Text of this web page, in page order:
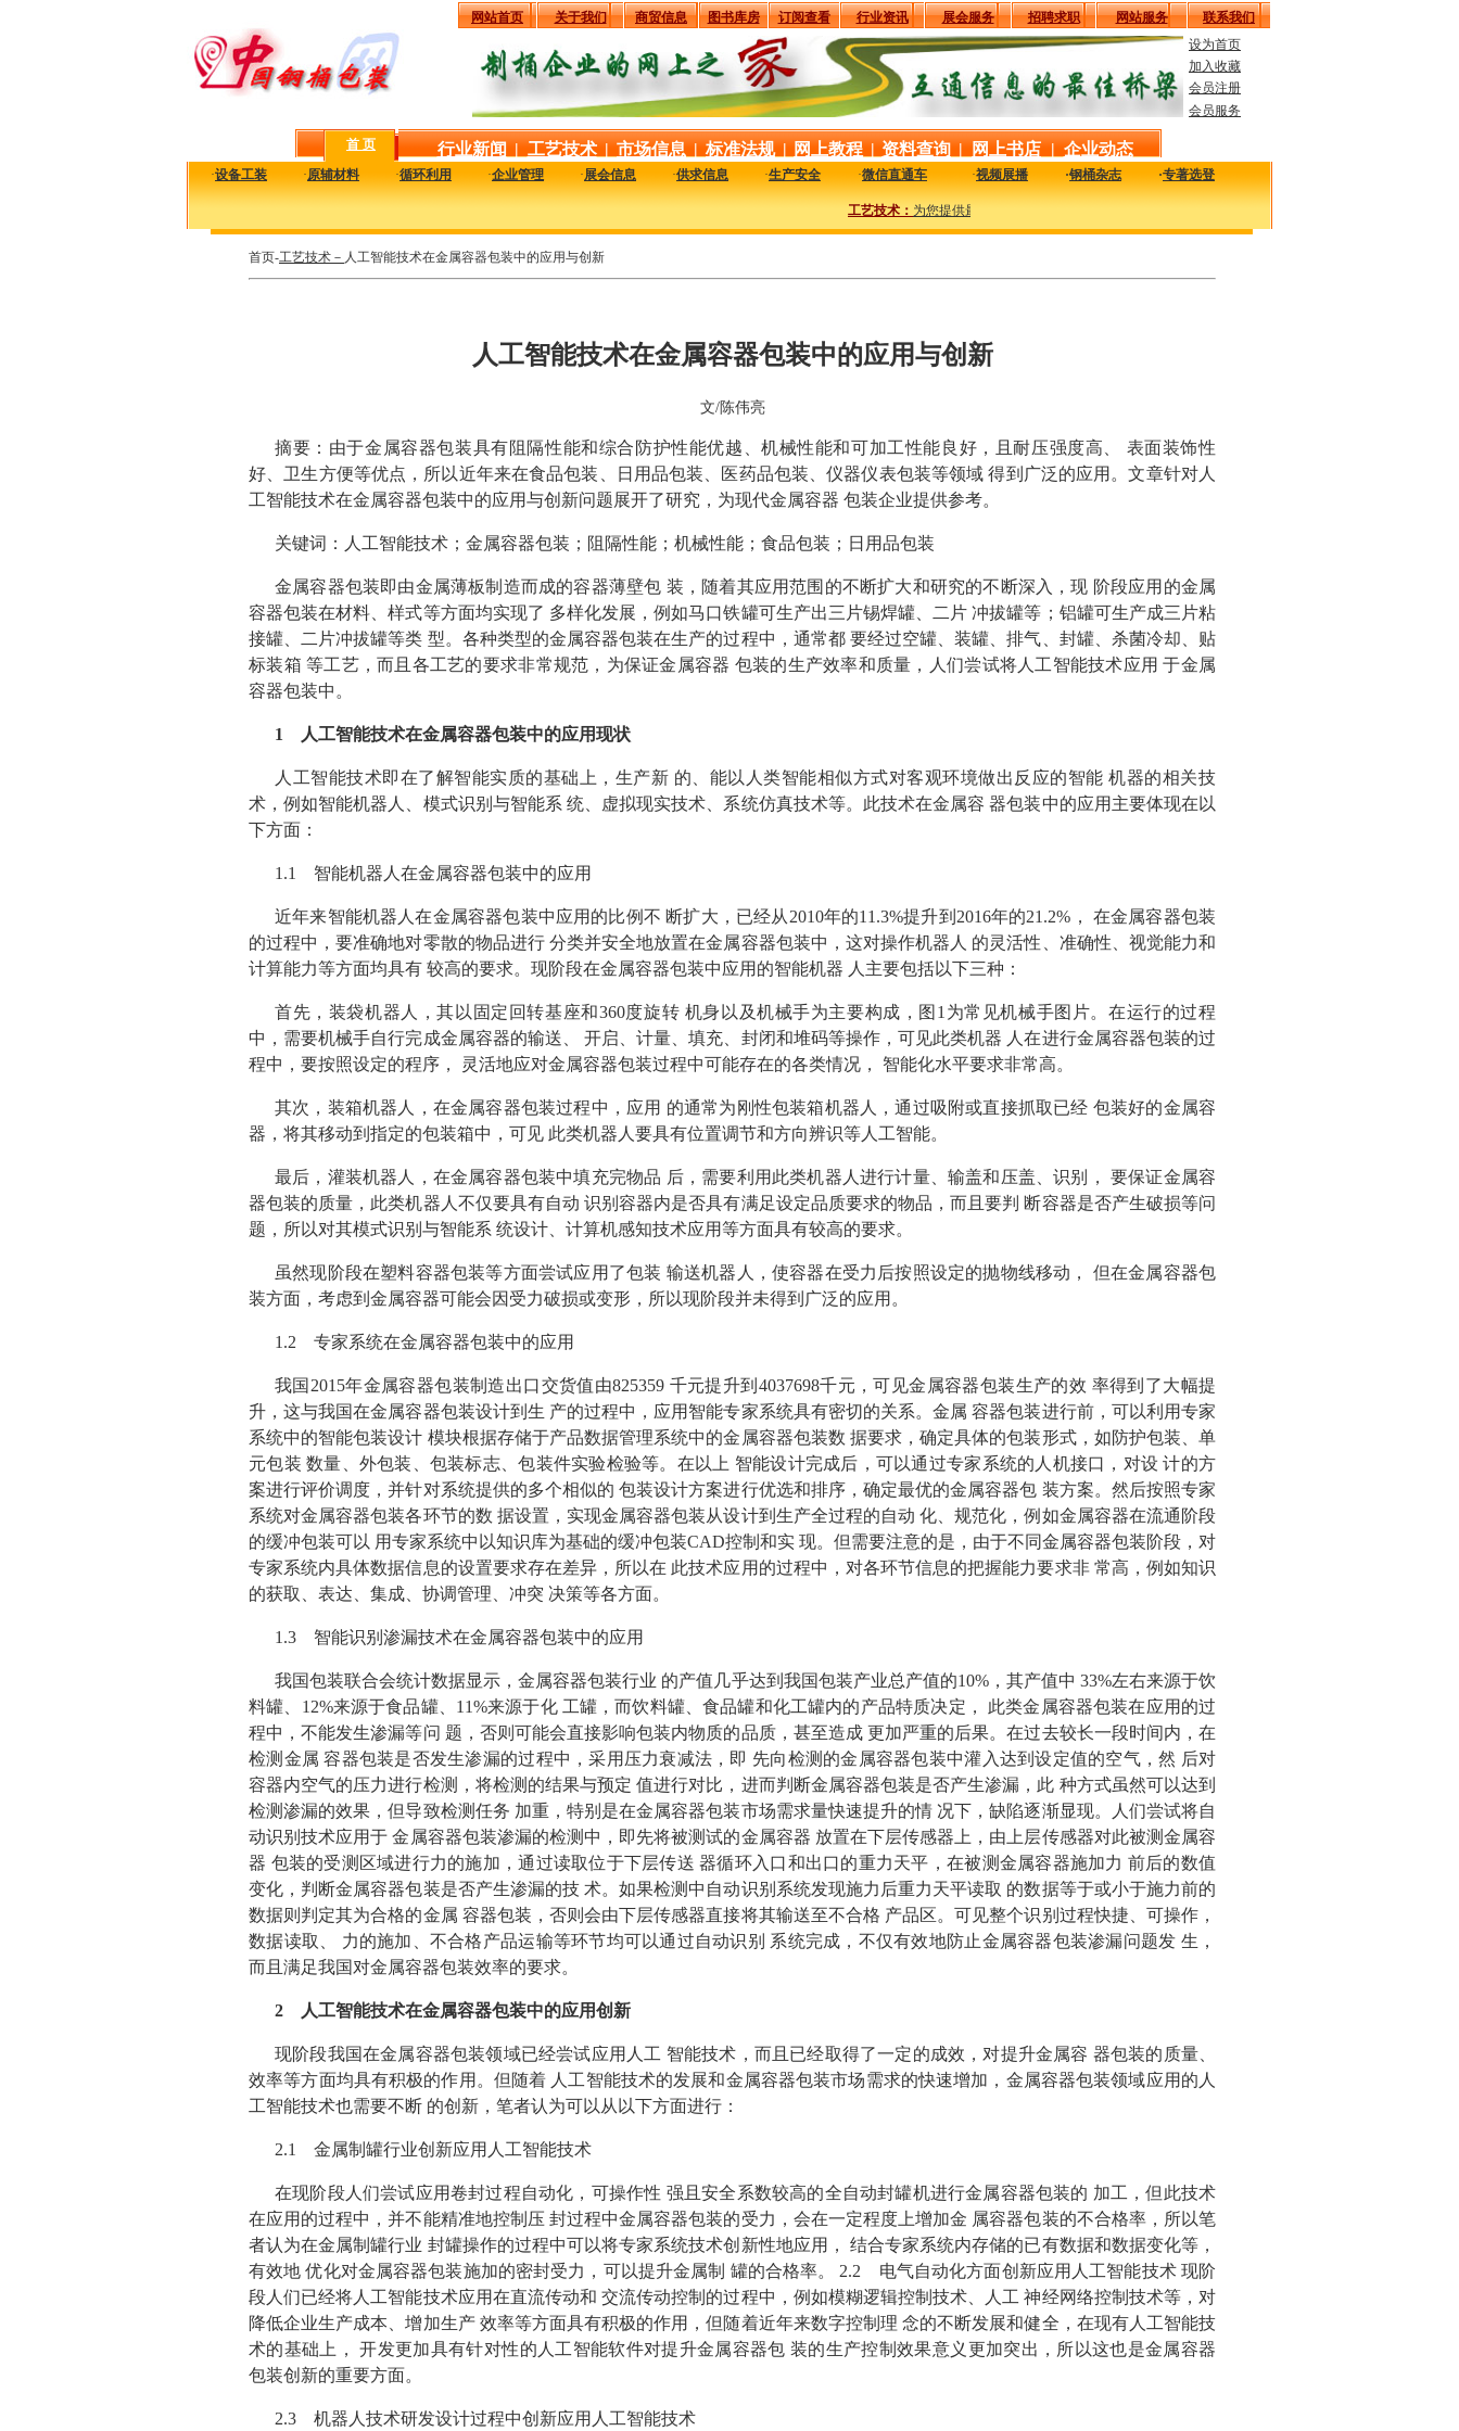
网站首页 关于我们 商贸信息 图书库房 订阅查看 行业资讯 展会服务 招聘求职 网站服务
联系我们
设为首页
加入收藏
会员注册
会员服务
首 页 行业新闻 | 工艺技术 | 市场信息 | 标准法规 | 网上教程 | 资料查询 | 网上书店 | 企业动态
·设备工装 ·原辅材料 ·循环利用 ·企业管理 ·展会信息 ·供求信息 ·生产安全 ·微信直通车 ·视频展播 ·钢桶杂志 ·专著选登
工艺技术： 为您提供最新最实用的工艺、技术、质量及设备信息，致力于解决您生产中的实际问题。
首页-工艺技术－ 人工智能技术在金属容器包装中的应用与创新
人工智能技术在金属容器包装中的应用与创新
文/陈伟亮
摘要：由于金属容器包装具有阻隔性能和综合防护性能优越、机械性能和可加工性能良好，且耐压强度高、 表面装饰性
好、卫生方便等优点，所以近年来在食品包装、日用品包装、医药品包装、仪器仪表包装等领域 得到广泛的应用。文章针对人
工智能技术在金属容器包装中的应用与创新问题展开了研究，为现代金属容器 包装企业提供参考。
关键词：人工智能技术；金属容器包装；阻隔性能；机械性能；食品包装；日用品包装
金属容器包装即由金属薄板制造而成的容器薄壁包 装，随着其应用范围的不断扩大和研究的不断深入，现 阶段应用的金属
容器包装在材料、样式等方面均实现了 多样化发展，例如马口铁罐可生产出三片锡焊罐、二片 冲拔罐等；铝罐可生产成三片粘
接罐、二片冲拔罐等类 型。各种类型的金属容器包装在生产的过程中，通常都 要经过空罐、装罐、排气、封罐、杀菌冷却、贴
标装箱 等工艺，而且各工艺的要求非常规范，为保证金属容器 包装的生产效率和质量，人们尝试将人工智能技术应用 于金属
容器包装中。
1 人工智能技术在金属容器包装中的应用现状
人工智能技术即在了解智能实质的基础上，生产新 的、能以人类智能相似方式对客观环境做出反应的智能 机器的相关技
术，例如智能机器人、模式识别与智能系 统、虚拟现实技术、系统仿真技术等。此技术在金属容 器包装中的应用主要体现在以
下方面：
1.1 智能机器人在金属容器包装中的应用
近年来智能机器人在金属容器包装中应用的比例不 断扩大，已经从2010年的11.3%提升到2016年的21.2%， 在金属容器包装
的过程中，要准确地对零散的物品进行 分类并安全地放置在金属容器包装中，这对操作机器人 的灵活性、准确性、视觉能力和
计算能力等方面均具有 较高的要求。现阶段在金属容器包装中应用的智能机器 人主要包括以下三种：
首先，装袋机器人，其以固定回转基座和360度旋转 机身以及机械手为主要构成，图1为常见机械手图片。在运行的过程
中，需要机械手自行完成金属容器的输送、 开启、计量、填充、封闭和堆码等操作，可见此类机器 人在进行金属容器包装的过
程中，要按照设定的程序， 灵活地应对金属容器包装过程中可能存在的各类情况， 智能化水平要求非常高。
其次，装箱机器人，在金属容器包装过程中，应用 的通常为刚性包装箱机器人，通过吸附或直接抓取已经 包装好的金属容
器，将其移动到指定的包装箱中，可见 此类机器人要具有位置调节和方向辨识等人工智能。
最后，灌装机器人，在金属容器包装中填充完物品 后，需要利用此类机器人进行计量、输盖和压盖、识别， 要保证金属容
器包装的质量，此类机器人不仅要具有自动 识别容器内是否具有满足设定品质要求的物品，而且要判 断容器是否产生破损等问
题，所以对其模式识别与智能系 统设计、计算机感知技术应用等方面具有较高的要求。
虽然现阶段在塑料容器包装等方面尝试应用了包装 输送机器人，使容器在受力后按照设定的抛物线移动， 但在金属容器包
装方面，考虑到金属容器可能会因受力破损或变形，所以现阶段并未得到广泛的应用。
1.2 专家系统在金属容器包装中的应用
我国2015年金属容器包装制造出口交货值由825359 千元提升到4037698千元，可见金属容器包装生产的效 率得到了大幅提
升，这与我国在金属容器包装设计到生 产的过程中，应用智能专家系统具有密切的关系。金属 容器包装进行前，可以利用专家
系统中的智能包装设计 模块根据存储于产品数据管理系统中的金属容器包装数 据要求，确定具体的包装形式，如防护包装、单
元包装 数量、外包装、包装标志、包装件实验检验等。在以上 智能设计完成后，可以通过专家系统的人机接口，对设 计的方
案进行评价调度，并针对系统提供的多个相似的 包装设计方案进行优选和排序，确定最优的金属容器包 装方案。然后按照专家
系统对金属容器包装各环节的数 据设置，实现金属容器包装从设计到生产全过程的自动 化、规范化，例如金属容器在流通阶段
的缓冲包装可以 用专家系统中以知识库为基础的缓冲包装CAD控制和实 现。但需要注意的是，由于不同金属容器包装阶段，对
专家系统内具体数据信息的设置要求存在差异，所以在 此技术应用的过程中，对各环节信息的把握能力要求非 常高，例如知识
的获取、表达、集成、协调管理、冲突 决策等各方面。
1.3 智能识别渗漏技术在金属容器包装中的应用
我国包装联合会统计数据显示，金属容器包装行业 的产值几乎达到我国包装产业总产值的10%，其产值中 33%左右来源于饮
料罐、12%来源于食品罐、11%来源于化 工罐，而饮料罐、食品罐和化工罐内的产品特质决定， 此类金属容器包装在应用的过
程中，不能发生渗漏等问 题，否则可能会直接影响包装内物质的品质，甚至造成 更加严重的后果。在过去较长一段时间内，在
检测金属 容器包装是否发生渗漏的过程中，采用压力衰减法，即 先向检测的金属容器包装中灌入达到设定值的空气，然 后对
容器内空气的压力进行检测，将检测的结果与预定 值进行对比，进而判断金属容器包装是否产生渗漏，此 种方式虽然可以达到
检测渗漏的效果，但导致检测任务 加重，特别是在金属容器包装市场需求量快速提升的情 况下，缺陷逐渐显现。人们尝试将自
动识别技术应用于 金属容器包装渗漏的检测中，即先将被测试的金属容器 放置在下层传感器上，由上层传感器对此被测金属容
器 包装的受测区域进行力的施加，通过读取位于下层传送 器循环入口和出口的重力天平，在被测金属容器施加力 前后的数值
变化，判断金属容器包装是否产生渗漏的技 术。如果检测中自动识别系统发现施力后重力天平读取 的数据等于或小于施力前的
数据则判定其为合格的金属 容器包装，否则会由下层传感器直接将其输送至不合格 产品区。可见整个识别过程快捷、可操作，
数据读取、 力的施加、不合格产品运输等环节均可以通过自动识别 系统完成，不仅有效地防止金属容器包装渗漏问题发 生，
而且满足我国对金属容器包装效率的要求。
2 人工智能技术在金属容器包装中的应用创新
现阶段我国在金属容器包装领域已经尝试应用人工 智能技术，而且已经取得了一定的成效，对提升金属容 器包装的质量、
效率等方面均具有积极的作用。但随着 人工智能技术的发展和金属容器包装市场需求的快速增加，金属容器包装领域应用的人
工智能技术也需要不断 的创新，笔者认为可以从以下方面进行：
2.1 金属制罐行业创新应用人工智能技术
在现阶段人们尝试应用卷封过程自动化，可操作性 强且安全系数较高的全自动封罐机进行金属容器包装的 加工，但此技术
在应用的过程中，并不能精准地控制压 封过程中金属容器包装的受力，会在一定程度上增加金 属容器包装的不合格率，所以笔
者认为在金属制罐行业 封罐操作的过程中可以将专家系统技术创新性地应用， 结合专家系统内存储的已有数据和数据变化等，
有效地 优化对金属容器包装施加的密封受力，可以提升金属制 罐的合格率。 2.2 电气自动化方面创新应用人工智能技术 现阶
段人们已经将人工智能技术应用在直流传动和 交流传动控制的过程中，例如模糊逻辑控制技术、人工 神经网络控制技术等，对
降低企业生产成本、增加生产 效率等方面具有积极的作用，但随着近年来数字控制理 念的不断发展和健全，在现有人工智能技
术的基础上， 开发更加具有针对性的人工智能软件对提升金属容器包 装的生产控制效果意义更加突出，所以这也是金属容器
包装创新的重要方面。
2.3 机器人技术研发设计过程中创新应用人工智能技术